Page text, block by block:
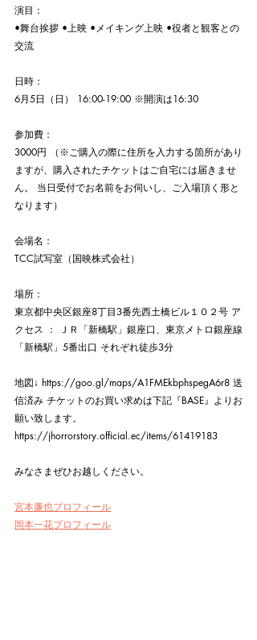
演目：
•舞台挨拶 •上映 •メイキング上映 •役者と観客との
交流
日時：
6月5日（日） 16:00-19:00 ※開演は16:30
参加費：
3000円 （※ご購入の際に住所を入力する箇所があり
ますが、購入されたチケットはご自宅には届きませ
ん。 当日受付でお名前をお伺いし、ご入場頂く形と
なります）
会場名：
TCC試写室（国映株式会社）
場所：
東京都中央区銀座8丁目3番先西土橋ビル１０２号 ア
クセス ： ＪＲ「新橋駅」銀座口、東京メトロ銀座線
「新橋駅」5番出口 それぞれ徒歩3分
地図↓ https://goo.gl/maps/A1FMEkbphspegA6r8 送
信済み チケットのお買い求めは下記『BASE』よりお
願い致します。
https://jhorrorstory.official.ec/items/61419183
みなさまぜひお越しください。
宮本廉也プロフィール
岡本一花プロフィール